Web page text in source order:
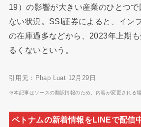
19）の影響が大きい産業のひとつで
ない状況。SSI証券によると、イン
の在庫過多などから、2023年上期
るくないという。
引用元：Phap Luat 12月29日
※本記事はソースの翻訳情報のため、内容が変更される場